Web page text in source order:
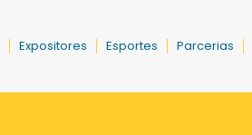
Expositores Esportes Parcerias